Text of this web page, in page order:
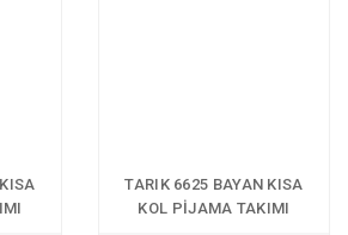
TARIK 6625 BAYAN KISA
KOL PİJAMA TAKIMI